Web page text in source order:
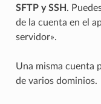
SFTP y SSH .
de la cuenta en el
servidor».
Una misma cuenta
de varios dominios.